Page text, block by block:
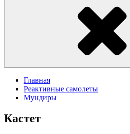
Главная
Реактивные самолеты
Мундиры
Кастет